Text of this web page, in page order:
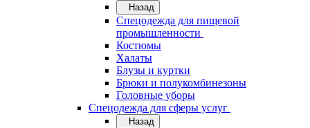
Назад
Спецодежда для пищевой
промышленности
Костюмы
Халаты
Блузы и куртки
Брюки и полукомбинезоны
Головные уборы
Спецодежда для сферы услуг
Назад